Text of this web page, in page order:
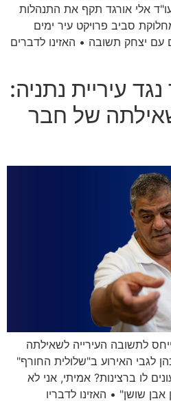
אלי אורגד תקף את התנהלות
סביב פרויקט עיר ימים
יצחק תשובה • האזינו לדברים
עיריית נתניה:
של חבר
לתשובה העירייה לשאילתה
לגבי האירוע ב"שלולית החורף"
לו ברצינות? אמיתי, אני לא
שושן" • האזינו לדבריו